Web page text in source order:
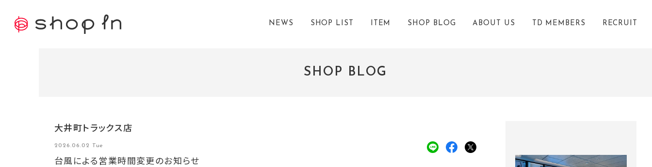
NEWS SHOP LIST ITEM SHOP BLOG ABOUT US TD MEMBERS RECRUIT
SHOP BLOG
大井町トラックス店
2026.06.02 Tue
台風による営業時間変更のお知らせ